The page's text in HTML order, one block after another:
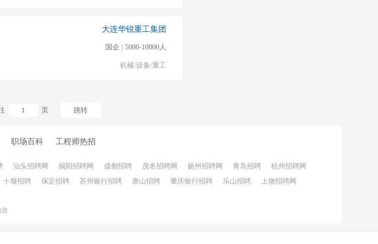
大连华锐重工集团
国企 | 5000-10000人
机械/设备/重工
页 跳转
职场百科 工程师热招
汕头招聘网 揭阳招聘网 成都招聘 茂名招聘网 扬州招聘网 青岛招聘
杭州招聘网
十堰招聘 保定招聘 苏州银行招聘 唐山招聘 重庆银行招聘 乐山招聘 上饶招聘网
息